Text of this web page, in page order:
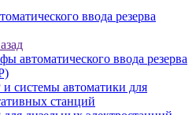
ввода резерва
автоматического ввода резерва
системы автоматики для
станций